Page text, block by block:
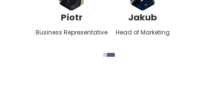
Piotr
Business Representative
Jakub
Head of Marketing